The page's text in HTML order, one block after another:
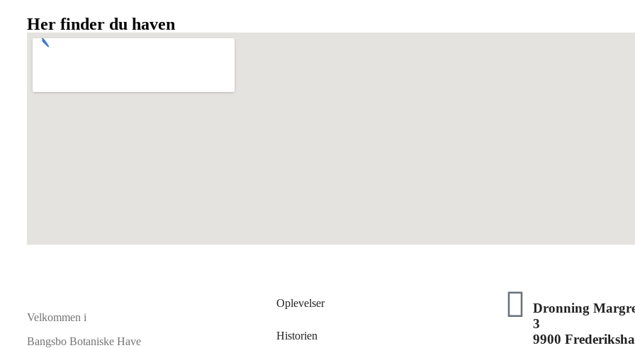
Her finder du haven
Velkommen i
Bangsbo Botaniske Have
Oplevelser
Historien
Dronning
3
9900